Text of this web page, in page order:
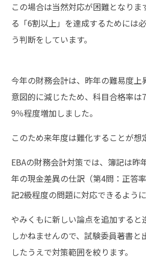
この場合は当然対応が困難となりま
る「6割以上」を達成するためには
う判断をしています。
今年の財務会計は、昨年の難易度上
意図的に減じたため、科目合格率は
9％程度増加しました。
このため来年度は難化することが想
EBAの財務会計対策では、簿記は昨
年の現金差異の仕訳（第4問：正答
記2級程度の問題に対応できるように
やみくもに新しい論点を追加すると
しかねませんので、試験委員著書
したうえで対策範囲を絞ります。